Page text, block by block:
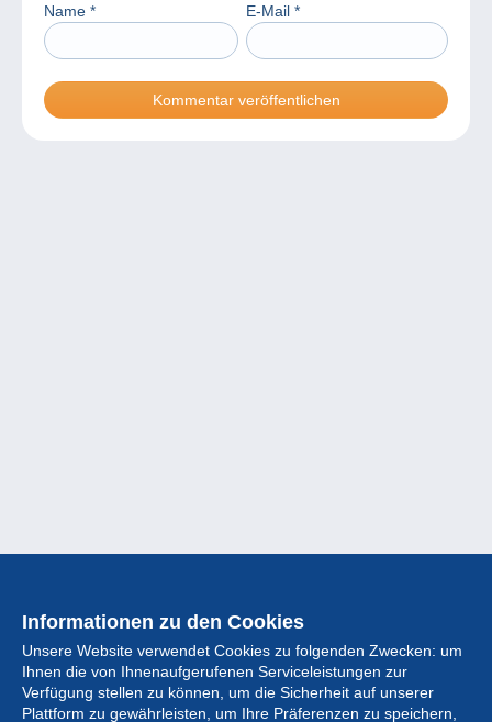
Name * E-Mail *
Informationen zu den Cookies
Unsere Website verwendet Cookies zu folgenden Zwecken: um
Ihnen die von Ihnenaufgerufenen Serviceleistungen zur
Verfügung stellen zu können, um die Sicherheit auf unserer
Plattform zu gewährleisten, um Ihre Präferenzen zu speichern,